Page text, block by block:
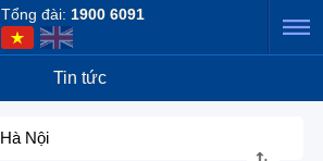
Tổng đài: 1900 6091
Tin tức
Hà Nội